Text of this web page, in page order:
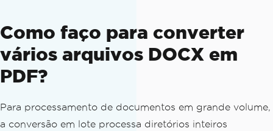
Como faço para converter
vários arquivos DOCX em
PDF?
Para processamento de documentos em grande volume,
a conversão em lote processa diretórios inteiros